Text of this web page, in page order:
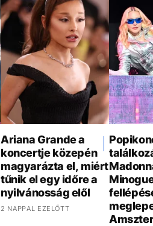
Ariana Grande a
koncertje közepén
magyarázta el, miért
tűnik el egy időre a
nyilvánosság elől
2 NAPPAL EZELŐTT